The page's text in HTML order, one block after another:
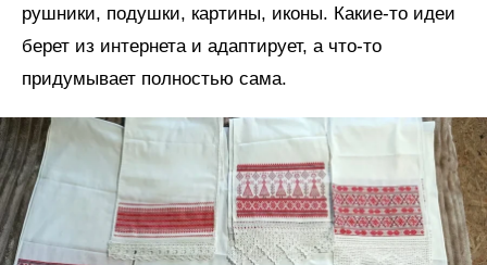
рушники, подушки, картины, иконы. Какие-то идеи
берет из интернета и адаптирует, а что-то
придумывает полностью сама.